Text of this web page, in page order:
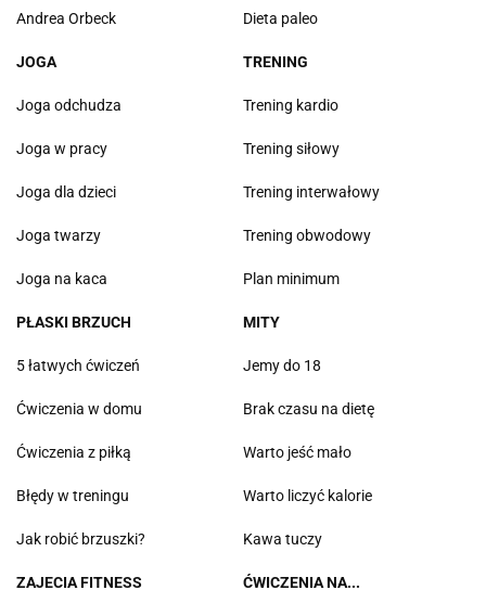
Andrea Orbeck Dieta paleo
JOGA
Joga odchudza
Joga w pracy
Joga dla dzieci
Joga twarzy
Joga na kaca
TRENING
Trening kardio
Trening siłowy
Trening interwałowy
Trening obwodowy
Plan minimum
PŁASKI BRZUCH
5 łatwych ćwiczeń
Ćwiczenia w domu
Ćwiczenia z piłką
Błędy w treningu
Jak robić brzuszki?
MITY
Jemy do 18
Brak czasu na dietę
Warto jeść mało
Warto liczyć kalorie
Kawa tuczy
ZAJECIA FITNESS ĆWICZENIA NA...